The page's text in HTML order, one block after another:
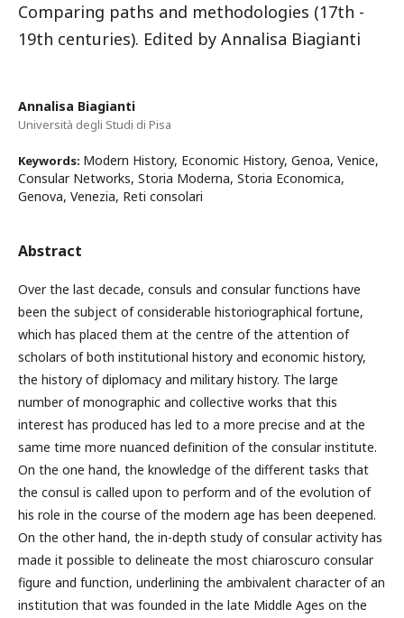
Comparing paths and methodologies (17th -
19th centuries). Edited by Annalisa Biagianti
Annalisa Biagianti
Università degli Studi di Pisa
Keywords: Modern History, Economic History, Genoa, Venice,
Consular Networks, Storia Moderna, Storia Economica,
Genova, Venezia, Reti consolari
Abstract
Over the last decade, consuls and consular functions have
been the subject of considerable historiographical fortune,
which has placed them at the centre of the attention of
scholars of both institutional history and economic history,
the history of diplomacy and military history. The large
number of monographic and collective works that this
interest has produced has led to a more precise and at the
same time more nuanced definition of the consular institute.
On the one hand, the knowledge of the different tasks that
the consul is called upon to perform and of the evolution of
his role in the course of the modern age has been deepened.
On the other hand, the in-depth study of consular activity has
made it possible to delineate the most chiaroscuro consular
figure and function, underlining the ambivalent character of an
institution that was founded in the late Middle Ages on the